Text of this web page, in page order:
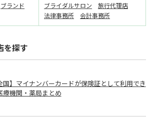
ブランド
ブライダルサロン
旅行代理店
法律事務所
会計事務所
を探す
国】マイナンバーカードが保険証として利用でき
療機関・薬局まとめ